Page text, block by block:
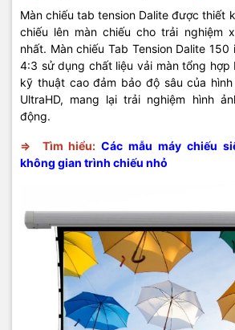
Màn chiếu tab tension Dalite được thiết
chiếu lên màn chiếu cho trải nghiệm
nhất. Màn chiếu Tab Tension Dalite 150
4:3 sử dụng chất liệu vải màn tổng hợp
kỹ thuật cao đảm bảo độ sâu của
UltraHD, mang lại trải nghiệm hình
động.
=> Tìm hiểu: Các mẫu máy chiếu
không gian trình chiếu nhỏ